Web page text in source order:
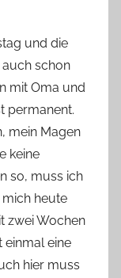
und die
auch schon
mit Oma und
permanent.
mein Magen
keine
so, muss ich
heute
zwei Wochen
einmal eine
hier muss